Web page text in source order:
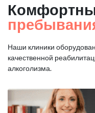
Наши клиники
качественной
алкоголизма.